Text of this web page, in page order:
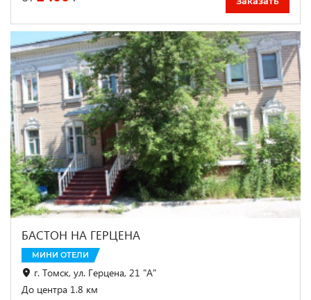
БАСТОН НА ГЕРЦЕНА
МИНИ ОТЕЛИ
г. Томск, ул. Герцена, 21 "А"
До центра 1.8 км